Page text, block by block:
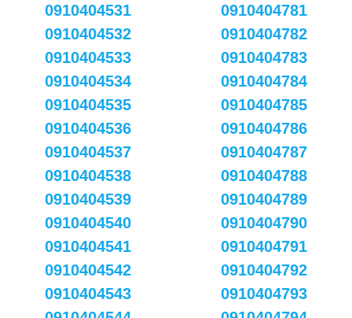
0910404531
0910404532
0910404533
0910404534
0910404535
0910404536
0910404537
0910404538
0910404539
0910404540
0910404541
0910404542
0910404543
0910404781
0910404782
0910404783
0910404784
0910404785
0910404786
0910404787
0910404788
0910404789
0910404790
0910404791
0910404792
0910404793